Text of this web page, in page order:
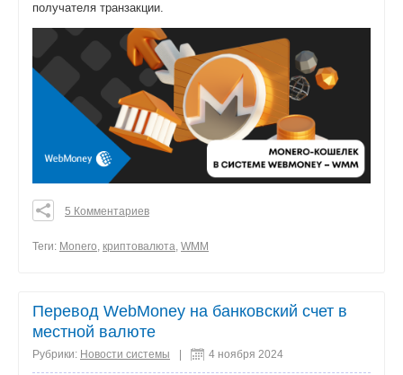
получателя транзакции.
0
5 Комментариев
Теги: Monero, криптовалюта, WMM
Перевод WebMoney на банковский счет в
местной валюте
Рубрики: Новости системы 4 ноября 2024